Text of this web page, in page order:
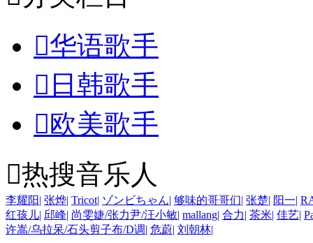
华语歌手
 日韩歌手
欧美歌手
热搜音乐人
李耀阳| 张烨| Tricot| ゾンビちゃん| 够味的哥哥们| 张楚| 阳一|
红孩儿| 邱峰| 尚雯婕/张力尹/汪小敏| mallang| 合力| 茶米| 佳艺|
许嵩/乌拉呆/石头剪子布/D调| 危蔚| 刘朝林|